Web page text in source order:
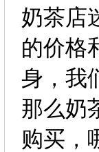
奶茶店
的价格
身，我
那么奶
购买，